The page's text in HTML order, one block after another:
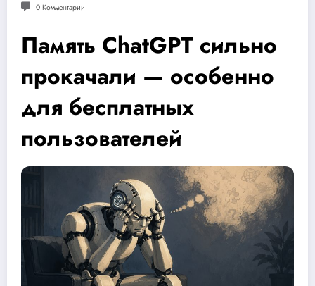
0 Комментарии
Память ChatGPT сильно
прокачали — особенно
для бесплатных
пользователей